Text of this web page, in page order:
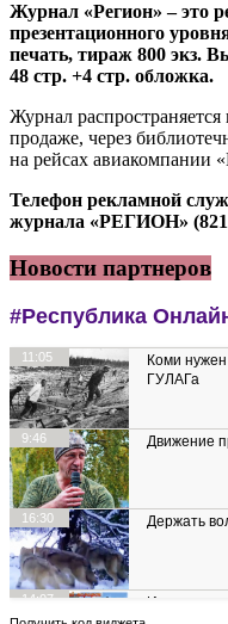
Журнал «Регион» – это
презентационного
печать, тираж 800 экз.
48 стр. +4 стр. обложка.
Журнал
продаже, через
на рейсах авиакомпании
Телефон рекламной
журнала «РЕГИОН»
Новости партнеров